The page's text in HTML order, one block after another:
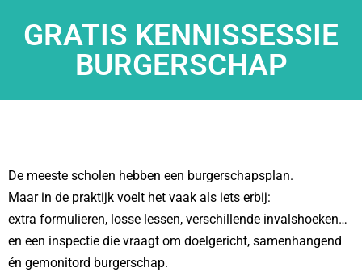
GRATIS KENNISSESSIE
BURGERSCHAP
De meeste scholen hebben een burgerschapsplan.
Maar in de praktijk voelt het vaak als iets erbij:
extra formulieren, losse lessen, verschillende invalshoeken…
en een inspectie die vraagt om doelgericht, samenhangend
én gemonitord burgerschap.